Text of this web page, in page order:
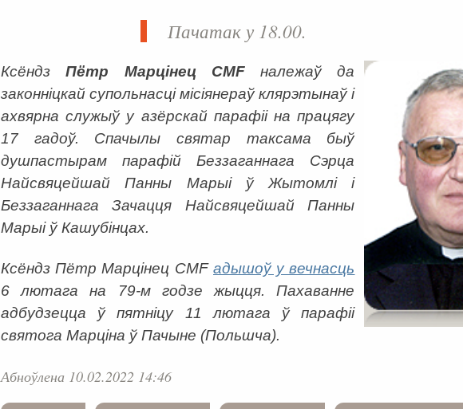
Пачатак у 18.00.
КсёндзПётр Марцінец CMFналежаў да
законніцкай супольнасці місіянераў клярэтынаў і
ахвярна служыў у азёрскай парафіі на працягу
17 гадоў. Спачылы святар таксама быў
душпастырам парафій Беззаганнага Сэрца
Найсвяцейшай Панны Марыі ў Жытомлі і
Беззаганнага Зачацця Найсвяцейшай Панны
Марыі ў Кашубінцах.
Ксёндз Пётр Марцінец CMF адышоў у вечнасць
6 лютага на 79-м годзе жыцця. Пахаванне
адбудзецца ў пятніцу 11 лютага ў парафіі
святога Марціна ў Пачыне (Польшча).
Абноўлена 10.02.2022 14:46